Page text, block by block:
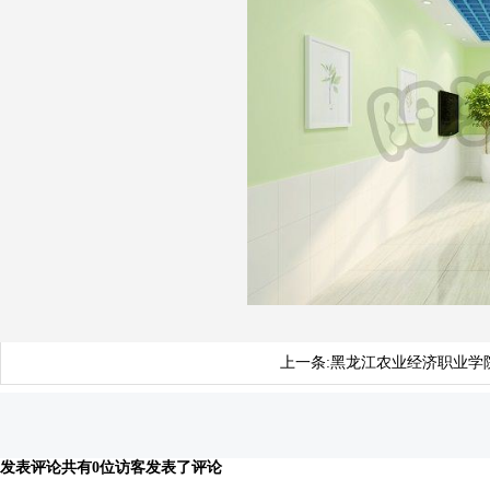
上一条:黑龙江农业经济职业学
发表评论共有0位访客发表了评论